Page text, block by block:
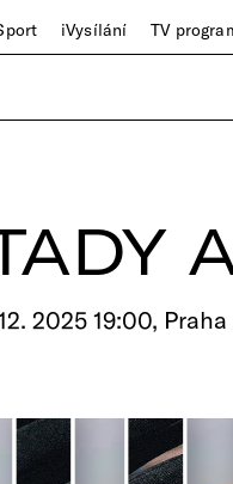
iVysílání TV
2025 19:00, Praha